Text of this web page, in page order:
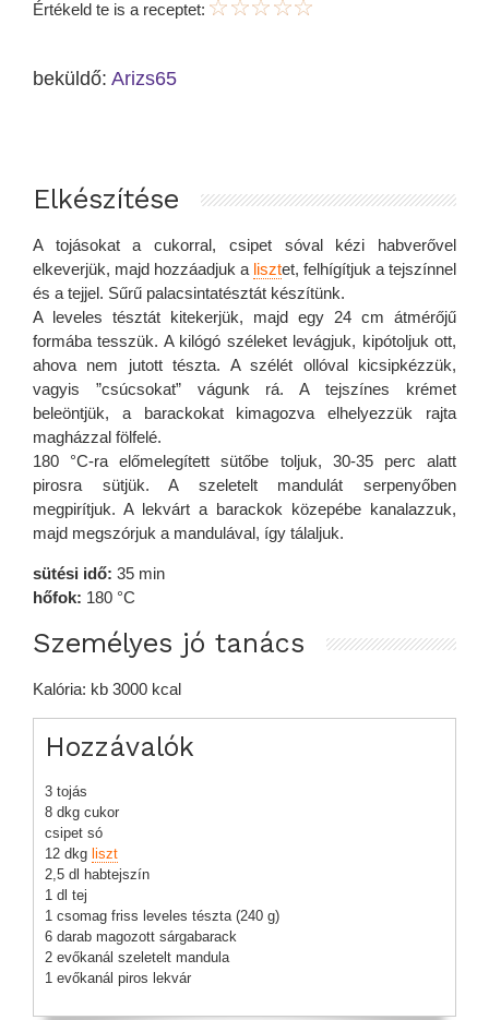
Értékeld te is a receptet:
beküldő: Arizs65
Elkészítése
A tojásokat a cukorral, csipet sóval kézi habverővel
elkeverjük, majd hozzáadjuk a lisztet, felhígítjuk a tejszínnel
és a tejjel. Sűrű palacsintatésztát készítünk.
A leveles tésztát kitekerjük, majd egy 24 cm átmérőjű
formába tesszük. A kilógó széleket levágjuk, kipótoljuk ott,
ahova nem jutott tészta. A szélét ollóval kicsipkézzük,
vagyis ”csúcsokat” vágunk rá. A tejszínes krémet
beleöntjük, a barackokat kimagozva elhelyezzük rajta
magházzal fölfelé.
180 °C-ra előmelegített sütőbe toljuk, 30-35 perc alatt
pirosra sütjük. A szeletelt mandulát serpenyőben
megpirítjuk. A lekvárt a barackok közepébe kanalazzuk,
majd megszórjuk a mandulával, így tálaljuk.
sütési idő: 35 min
hőfok: 180 °C
Személyes jó tanács
Kalória: kb 3000 kcal
Hozzávalók
3 tojás
8 dkg cukor
csipet só
12 dkg liszt
2,5 dl habtejszín
1 dl tej
1 csomag friss leveles tészta (240 g)
6 darab magozott sárgabarack
2 evőkanál szeletelt mandula
1 evőkanál piros lekvár